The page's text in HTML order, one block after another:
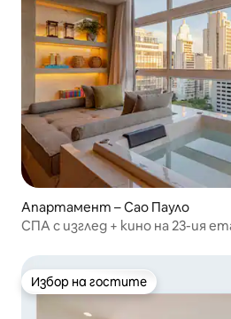
Апартамент – Сао Пауло
СПА с изглед + кино на 23-ия
Избор на гостите
Избор на гостите